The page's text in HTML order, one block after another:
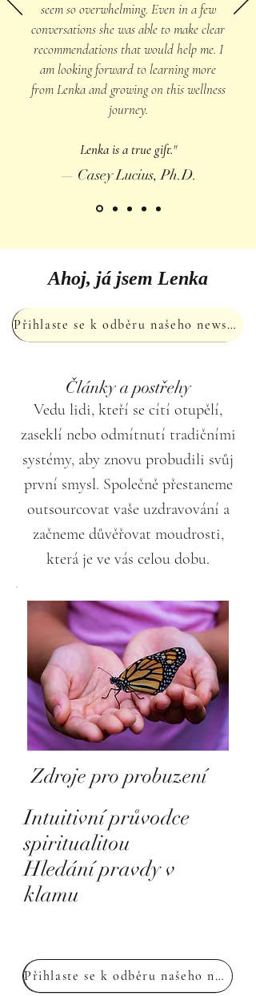
seem so overwhelming. Even in a few
conversations she was able to make clear
recommendations that would help me. I
am looking forward to learning more
from Lenka and growing on this wellness
journey.
Lenka is a true gift."
— Casey Lucius, Ph.D.
Ahoj, já jsem Lenka
Přihlaste se k odběru našeho newsletteru
Články a postřehy
Vedu lidi, kteří se cítí otupělí,
zaseklí nebo odmítnutí tradičními
systémy, aby znovu probudili svůj
první smysl. Společně přestaneme
outsourcovat vaše uzdravování a
začneme důvěřovat moudrosti,
která je ve vás celou dobu.
Zdroje pro probuzení
Intuitivní průvodce
spiritualitou
Hledání pravdy v
klamu
Přihlaste se k odběru našeho newsletteru